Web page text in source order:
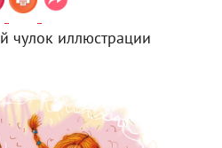
чулок иллюстрации